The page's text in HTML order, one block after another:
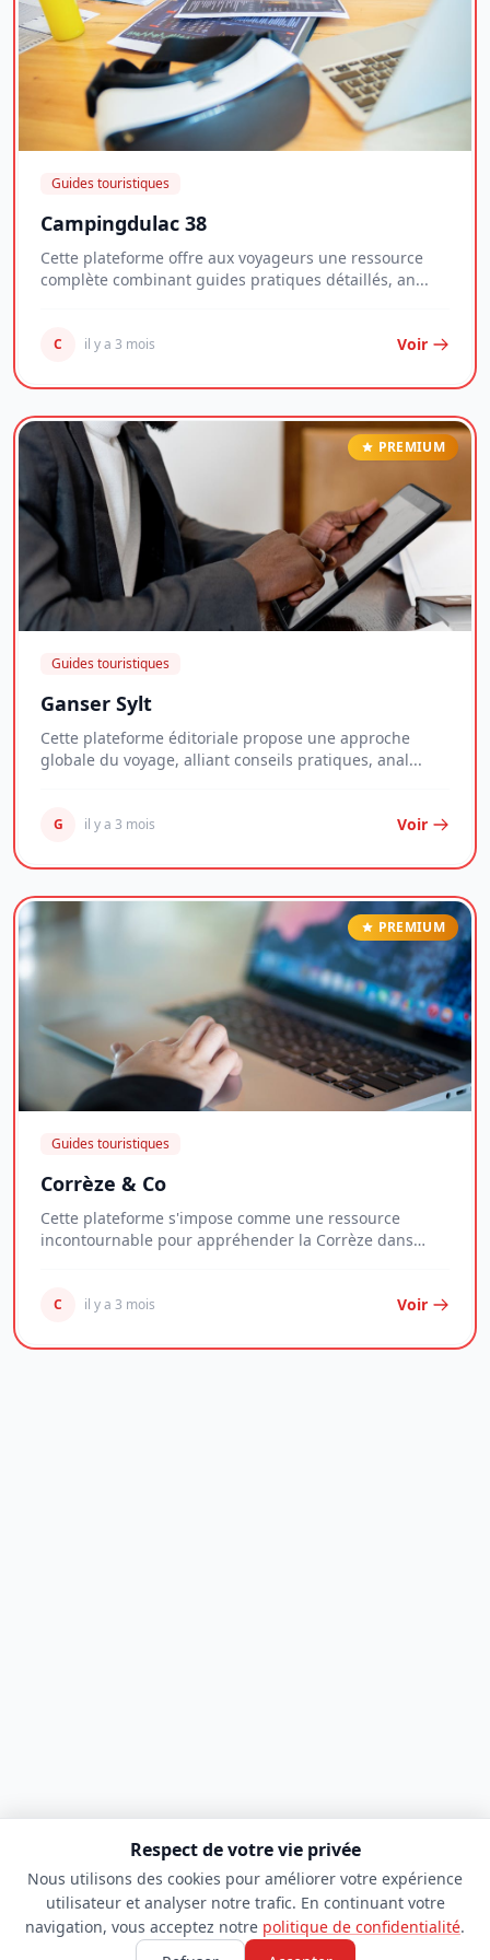
Guides touristiques
Campingdulac 38
Cette plateforme offre aux voyageurs une ressource
complète combinant guides pratiques détaillés, an...
C il y a 3 mois Voir
PREMIUM
Guides touristiques
Ganser Sylt
Cette plateforme éditoriale propose une approche
globale du voyage, alliant conseils pratiques, anal...
G il y a 3 mois Voir
PREMIUM
Guides touristiques
Corrèze & Co
Cette plateforme s'impose comme une ressource
incontournable pour appréhender la Corrèze dans
C il y a 3 mois Voir
Respect de votre vie privée
Nous utilisons des cookies pour améliorer votre expérience
utilisateur et analyser notre trafic. En continuant votre
navigation, vous acceptez notre politique de confidentialité.